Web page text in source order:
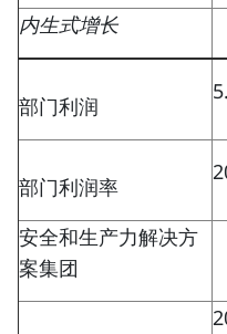
内生式增长
部门利润
部门利润率
安全和生产力解决方
案集团